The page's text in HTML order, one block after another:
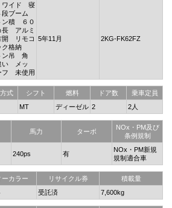
イド 寝
ブーム
ン積 ６０
長 アルミ
リモコ
格納
ン吊 角
い メッ
未使用
5年11月 2KG-FK62FZ
式 シフト 燃料 ドア数
乗車定員
MT ディーゼル 2 2人
馬力 ターボ
NOx・PM及び
条例規制
240ps 有
NOx・PM新規
規制適合車
ーカラー リサイクル券
積載量
受託済 7,600kg